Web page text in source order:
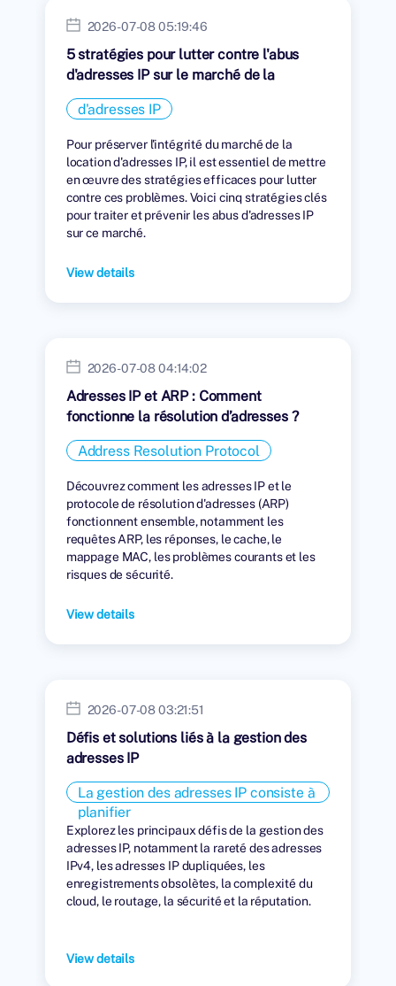
2026-07-08 05:19:46
5 stratégies pour lutter contre l'abus
d'adresses IP sur le marché de la
location
d'adresses IP
Pour préserver l'intégrité du marché de la
location d'adresses IP, il est essentiel de mettre
en œuvre des stratégies efficaces pour lutter
contre ces problèmes. Voici cinq stratégies clés
pour traiter et prévenir les abus d'adresses IP
sur ce marché.
View details
2026-07-08 04:14:02
Adresses IP et ARP : Comment
fonctionne la résolution d’adresses ?
Address Resolution Protocol
Découvrez comment les adresses IP et le
protocole de résolution d'adresses (ARP)
fonctionnent ensemble, notamment les
requêtes ARP, les réponses, le cache, le
mappage MAC, les problèmes courants et les
risques de sécurité.
View details
2026-07-08 03:21:51
Défis et solutions liés à la gestion des
adresses IP
La gestion des adresses IP consiste à
planifier
Explorez les principaux défis de la gestion des
adresses IP, notamment la rareté des adresses
IPv4, les adresses IP dupliquées, les
enregistrements obsolètes, la complexité du
cloud, le routage, la sécurité et la réputation.
View details